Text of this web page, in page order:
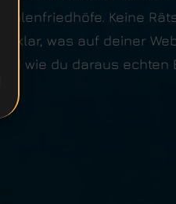
Zahlenfriedhöfe. Keine
dir klar, was auf deiner
und wie du daraus echten